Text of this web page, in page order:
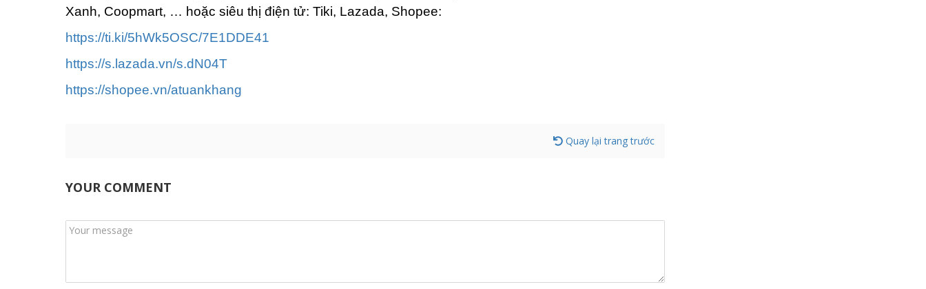
Xanh, Coopmart, … hoặc siêu thị điện tử: Tiki, Lazada, Shopee:
https://ti.ki/5hWk5OSC/7E1DDE41
https://s.lazada.vn/s.dN04T
https://shopee.vn/atuankhang
Quay lại trang trước
YOUR COMMENT